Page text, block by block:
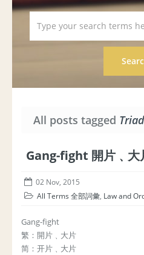
All posts tagged
Gang-fight 開片﹑大
02 Nov, 2015
All Terms 全部詞彙, Law and
Gang-fight
繁：開片﹑大片
简：开片﹑大片